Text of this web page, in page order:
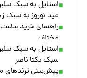
استایل به سبک
عید نوروز به سبک
راهنمای خرید ساعت
مختلف
استایل به سبک
سبک یکتا ناصر
پیش‌بینی ترندهای